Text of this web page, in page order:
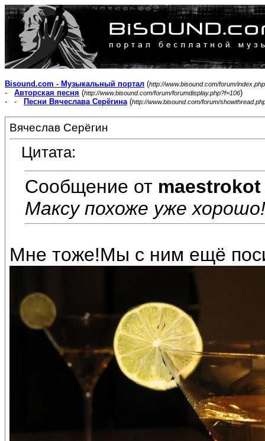
Bisound.com - Музыкальный портал (http://www.bisound.com/forum/index.php
- Авторская песня (http://www.bisound.com/forum/forumdisplay.php?f=106)
- -
Песни Вячеслава Серёгина(http://www.bisound.com/forum/
Вячеслав Серёгин
Цитата:
Сообщение от maestrokot
Максу похоже уже
Мне тоже!Мы с ним ещё